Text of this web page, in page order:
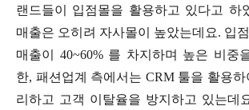
랜드들이 입점몰을 활용하고 있다고 하
매출은 오히려 자사몰이 높았는데요. 입
매출이 40~60% 를 차지하며 높은 비중
한, 패션업계 측에서는 CRM 툴을 활용
리하고 고객 이탈율을 방지하고 있는데